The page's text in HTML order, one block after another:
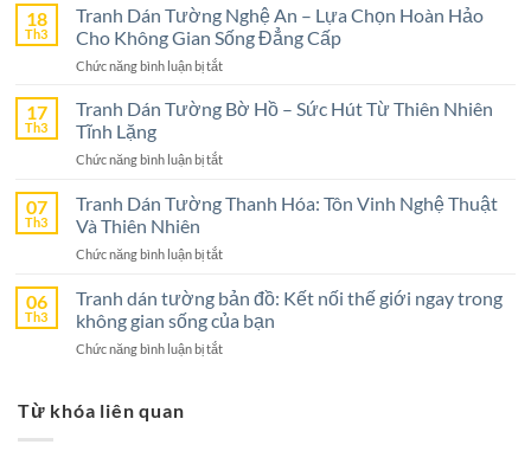
Dán
Tường
Ninh
Bình
Lựa
Không
Sống
18
Th3
Tranh Dán Tường Nghệ An – Lựa Chọn Hoàn Hảo
Cho Không Gian Sống Đẳng Cấp
Chức năng bình luận bị tắtở
Dán
An
Lựa
Không
Gian
Sống
17
Th3
Tranh Dán Tường Bờ Hồ – Sức Hút Từ Thiên Nhiên
Tĩnh Lặng
Chức năng bình luận bị tắtở
Dán
Hồ
Sức
Hút
07
Th3
Tranh Dán Tường Thanh Hóa: Tôn Vinh Nghệ Thuật
Và Thiên Nhiên
Chức năng bình luận bị tắtở
Dán
Tường
Thanh
Hóa:
06
Th3
Tranh dán tường bản đồ: Kết nối thế giới ngay trong
không gian sống của bạn
Chức năng bình luận bị tắtở
Từ khóa liên quan